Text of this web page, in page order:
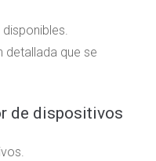
detallada que se
de dispositivos